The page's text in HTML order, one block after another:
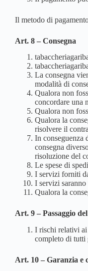
Il metodo di
Art. 8 – Consegna
La consegna
modalità di
Qualora non
concordare una
Qualora non
Qualora la
risolvere il
In conseguenza
consegna
risoluzione del
Le spese di
I servizi forniti
I servizi
Qualora la
Art. 9 – Passaggio
I rischi relativi ai
completo di tutti
Art. 10 – Garanzia e